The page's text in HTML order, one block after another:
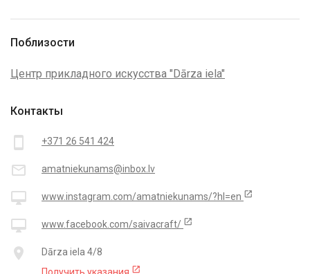
Контакты
smartphone +371 26 541 424
mail_outline amatniekunams@inbox.lv
desktop_mac www.instagram.com/amatniekunams/?hl=en open_in_new
desktop_mac www.facebook.com/saivacraft/ open_in_new
place
Dārza iela 4/8
open_in_new
Поблизости
Центр прикладного искусства "Dārza iela"